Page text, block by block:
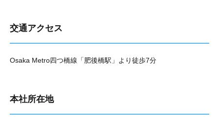
交通アクセス
Osaka Metro四つ橋線「肥後橋駅」より徒歩7分
本社所在地